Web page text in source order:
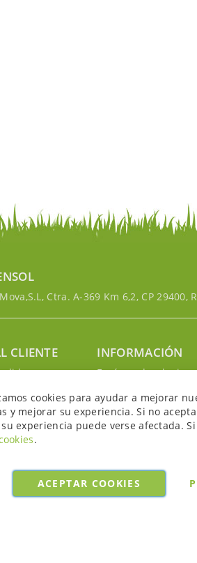
Ctra. A-369 Km 6,2, CP 29400,
CLIENTE INFORMACIÓN
Envíos y
Política de cookies
Aviso legal y
cookies para ayudar a mejorar
y mejorar su experiencia. Si no
experiencia puede verse afectada.
.
ACEPTAR COOKIES